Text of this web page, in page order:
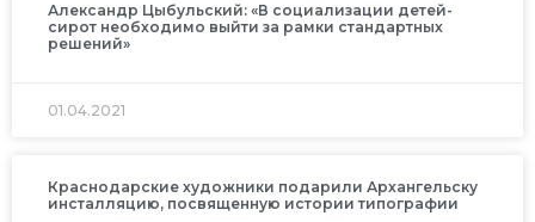
Александр Цыбульский: «В социализации детей-
сирот необходимо выйти за рамки стандартных
решений»
01.04.2021
Краснодарские художники подарили Архангельску
инсталляцию, посвященную истории типографии